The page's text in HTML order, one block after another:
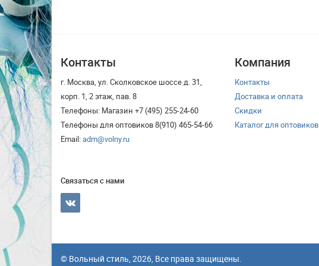
Контакты
г. Москва, ул. Сколковское шоссе д. 31,
корп. 1, 2 этаж, пав. 8
Телефоны: Магазин +7 (495) 255-24-60
Телефоны для оптовиков 8(910) 465-54-66
Email:adm@volny.ru
Связаться с нами
Компания
Контакты
Доставка и оплата
Скидки
Каталог для оптовиков
© Вольный стиль, 2026, Все права защищены.